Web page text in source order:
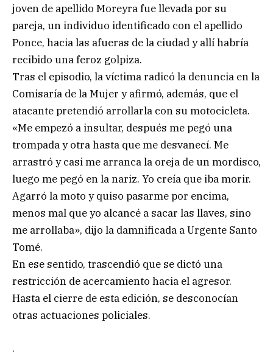
joven de apellido Moreyra fue llevada por su
pareja, un individuo identificado con el apellido
Ponce, hacia las afueras de la ciudad y allí habría
recibido una feroz golpiza.
Tras el episodio, la víctima radicó la denuncia en la
Comisaría de la Mujer y afirmó, además, que el
atacante pretendió arrollarla con su motocicleta.
«Me empezó a insultar, después me pegó una
trompada y otra hasta que me desvanecí. Me
arrastró y casi me arranca la oreja de un mordisco,
luego me pegó en la nariz. Yo creía que iba morir.
Agarró la moto y quiso pasarme por encima,
menos mal que yo alcancé a sacar las llaves, sino
me arrollaba», dijo la damnificada a Urgente Santo
Tomé.
En ese sentido, trascendió que se dictó una
restricción de acercamiento hacia el agresor.
Hasta el cierre de esta edición, se desconocían
otras actuaciones policiales.
.